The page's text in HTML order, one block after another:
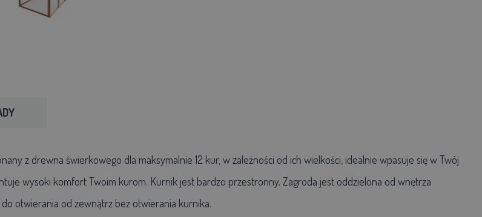
z drewna świerkowego dla maksymalnie 12 kur, w zależności od ich wielkości, idealnie wpasuje się w Twój
wysoki komfort Twoim kurom. Kurnik jest bardzo przestronny. Zagroda jest oddzielona od wnętrza
otwierania od zewnątrz bez otwierania kurnika.